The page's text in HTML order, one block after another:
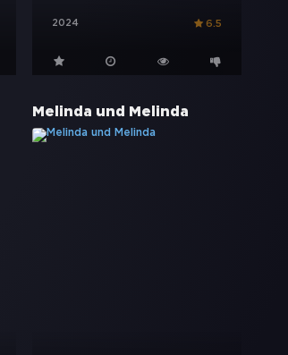
2024 6.5
Melinda und Melinda